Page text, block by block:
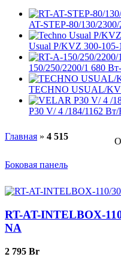
AT-STEP-80/130/
Usual P/KVZ 300-105-
150/250/2200/1 680
TECHNO USUAL/
P30 V/ 4 /184/1162
Главная » 4 515
Боковая панель
RT-AT-INTELBOX-
NA
2 795 Br